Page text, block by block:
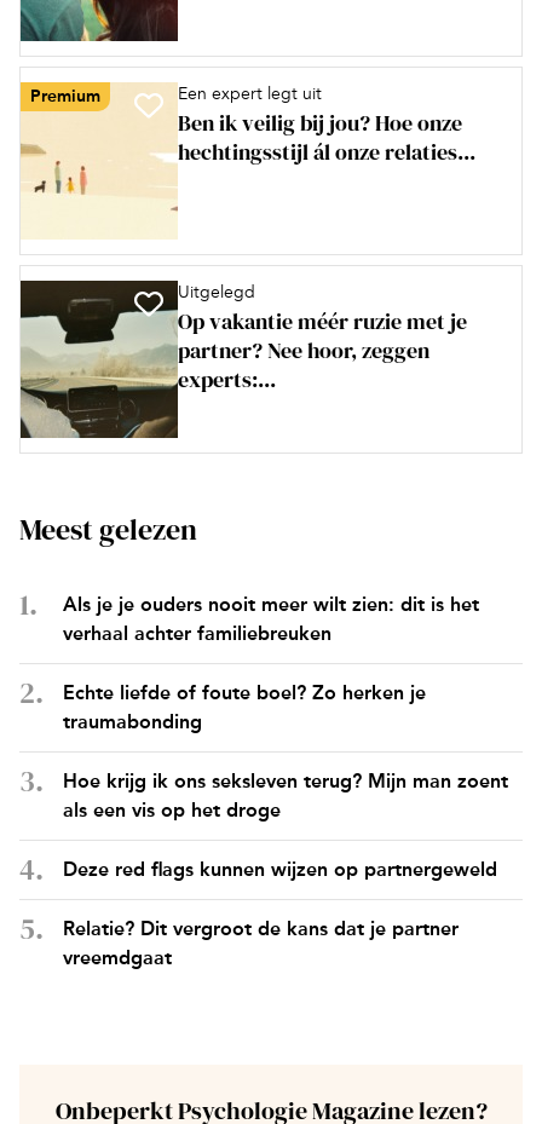
Premium Een expert legt uit
Ben ik veilig bij jou? Hoe onze
hechtingsstijl ál onze relaties...
Uitgelegd
Op vakantie méér ruzie met je
partner? Nee hoor, zeggen
experts:...
Meest gelezen
Als je je ouders nooit meer wilt zien: dit is het
verhaal achter familiebreuken
Echte liefde of foute boel? Zo herken je
traumabonding
Hoe krijg ik ons seksleven terug? Mijn man zoent
als een vis op het droge
Deze red flags kunnen wijzen op partnergeweld
Relatie? Dit vergroot de kans dat je partner
vreemdgaat
Onbeperkt Psychologie Magazine lezen?